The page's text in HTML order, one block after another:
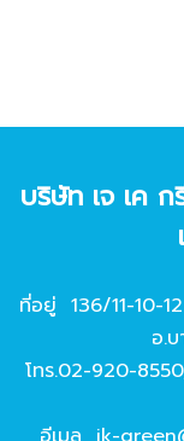
บริษัท เจ เค
ที่อยู่ 136/11-10-
อ.
โทร.02-920-8550